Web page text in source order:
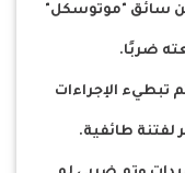
سائق "موتوسكل"
ضربًا.
الإجراءات
لفتنة طائفية.